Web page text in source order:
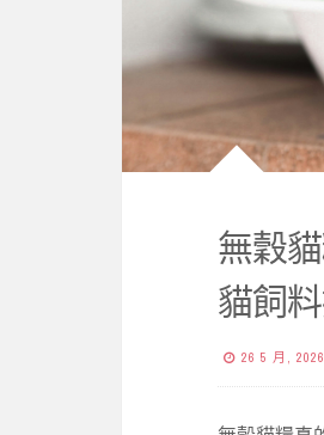
無穀
貓飼
26 5 月, 2026